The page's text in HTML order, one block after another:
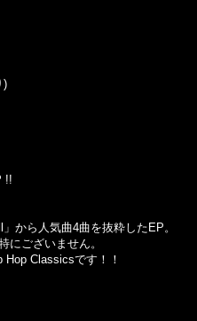
)
!!
から人気曲4曲を抜粋したEP。
にございません。
Classicsです！！